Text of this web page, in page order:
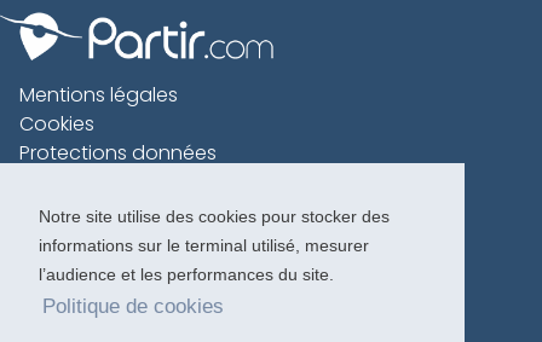
Notre site utilise des cookies pour stocker des
informations sur le terminal utilisé, mesurer
l’audience et les performances du site.
Politique de cookies
Mentions légales
Cookies
Protections données
Charte voyageur
Copyright 1996-2026